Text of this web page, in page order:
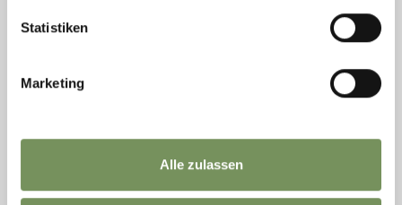
Statistiken
Marketing
Alle zulassen
GEFÜHRTE KLETTERTOUREN
AM KLETTERSTEIG "KNOTT"
Jeden Donnerstag – dein Einstieg ins